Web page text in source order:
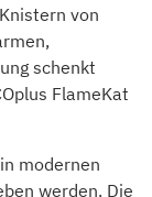
von
schenkt
FlameKat
modernen
werden. Die